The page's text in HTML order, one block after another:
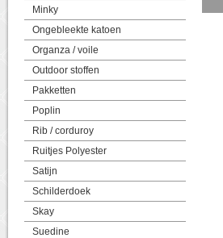
Minky
Ongebleekte katoen
Organza / voile
Outdoor stoffen
Pakketten
Poplin
Rib / corduroy
Ruitjes Polyester
Satijn
Schilderdoek
Skay
Suedine